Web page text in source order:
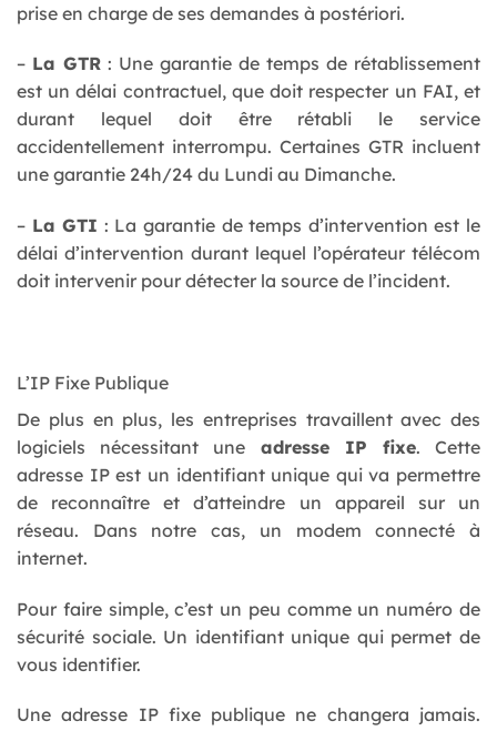
prise en charge de ses demandes à postériori.
– La GTR : Une garantie de temps de rétablissement
est un délai contractuel, que doit respecter un FAI, et
durant lequel doit être rétabli le service
accidentellement interrompu. Certaines GTR incluent
une garantie 24h/24 du Lundi au Dimanche.
– La GTI : La garantie de temps d’intervention est le
délai d’intervention durant lequel l’opérateur télécom
doit intervenir pour détecter la source de l’incident.
L’IP Fixe Publique
De plus en plus, les entreprises travaillent avec des
logiciels nécessitant une adresse IP fixe. Cette
adresse IP est un identifiant unique qui va permettre
de reconnaître et d’atteindre un appareil sur un
réseau. Dans notre cas, un modem connecté à
internet.
Pour faire simple, c’est un peu comme un numéro de
sécurité sociale. Un identifiant unique qui permet de
vous identifier.
Une adresse IP fixe publique ne changera jamais.